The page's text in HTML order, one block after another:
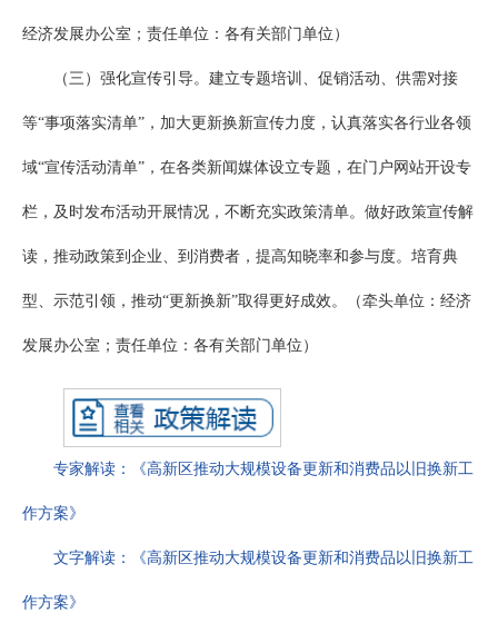
经济发展办公室；责任单位：各有关部门单位）
（三）强化宣传引导。建立专题培训、促销活动、供需对接
等“事项落实清单”，加大更新换新宣传力度，认真落实各行业各领
域“宣传活动清单”，在各类新闻媒体设立专题，在门户网站开设专
栏，及时发布活动开展情况，不断充实政策清单。做好政策宣传解
读，推动政策到企业、到消费者，提高知晓率和参与度。培育典
型、示范引领，推动“更新换新”取得更好成效。（牵头单位：经济
发展办公室；责任单位：各有关部门单位）
专家解读：《高新区推动大规模设备更新和消费品以旧换新工
作方案》
文字解读：《高新区推动大规模设备更新和消费品以旧换新工
作方案》